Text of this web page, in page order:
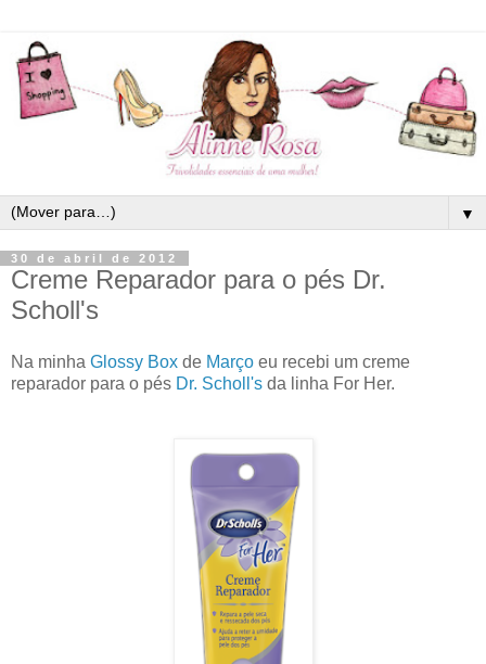
▼
30 de abril de 2012
Creme Reparador para o pés Dr.
Scholl's
Na minha Glossy Box de Março eu recebi um creme
reparador para o pés Dr. Scholl's da linha For Her.